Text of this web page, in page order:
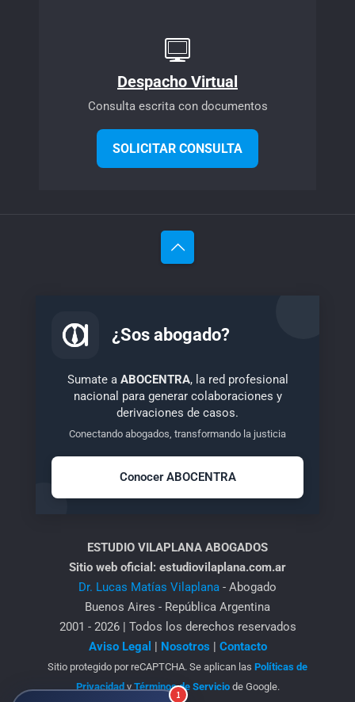
Despacho Virtual
Consulta escrita con documentos
SOLICITAR CONSULTA
¿Sos abogado?
Sumate a ABOCENTRA, la red profesional
nacional para generar colaboraciones y
derivaciones de casos.
Conectando abogados, transformando la justicia
Conocer ABOCENTRA
ESTUDIO VILAPLANA ABOGADOS
Sitio web oficial: estudiovilaplana.com.ar
Dr. Lucas Matías Vilaplana - Abogado
Buenos Aires - República Argentina
2001 - 2026 | Todos los derechos reservados
Aviso Legal | Nosotros | Contacto
Sitio protegido por reCAPTCHA. Se aplican las Políticas de
Privacidad y Términos de Serviciode Google.
1